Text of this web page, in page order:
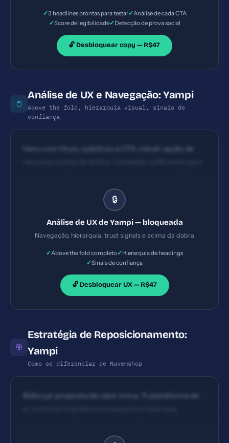
resultado (ex: 'Crie sua loja grátis em 5 minutos' ao
✓3 headlines prontas para testar✓Análise de cada CTA
✓Score de legibilidade✓Detecção de prova social
🔓 Desbloquear copy — R$47
🖱️
Análise de UX e Navegação: Yampi
Above the fold, hierarquia visual, sinais de
confiança
Hero com título, subtítulo e CTA visível; seção de
de prova social logo no topo. A hierarquia visual
está presente com seções distintas (hero, recursos,
usuário até a ação principal.
🔒
Análise de UX de Yampi — bloqueada
Navegação, hierarquia, trust signals e acima da dobra
✓Above the fold completo✓Hierarquia de headings
✓Sinais de confiança
🔓 Desbloquear UX — R$47
🎯
Estratégia de Reposicionamento:
Yampi
Como se diferenciar de Nuvemshop
Reforçar proposta de valor única: 'A plataforma de
ocultas, com editor visual e recursos nativos de